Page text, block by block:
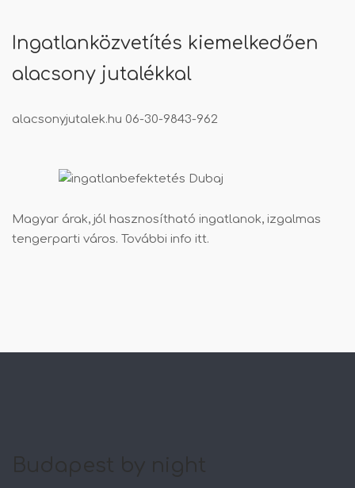
Ingatlanközvetítés kiemelkedően
alacsony jutalékkal
alacsonyjutalek.hu 06-30-9843-962
Magyar árak, jól hasznosítható ingatlanok, izgalmas
tengerparti város. További info itt.